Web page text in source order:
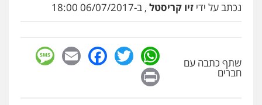
נכתב על ידי זיו קריסטל , ב-06/07/2017 18:00
שתף כתבה עם
חברים
WhatsApp
Twitter
Facebook
Email